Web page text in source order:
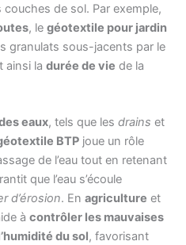
de sol. Par exemple,
, le géotextile pour jardin
granulats sous-jacents par le
ainsi la durée de vie de la
eaux, tels que les drains et
BTP joue un rôle
de l’eau tout en retenant
que l’eau s’écoule
d’érosion. En agriculture et
à contrôler les mauvaises
du sol, favorisant